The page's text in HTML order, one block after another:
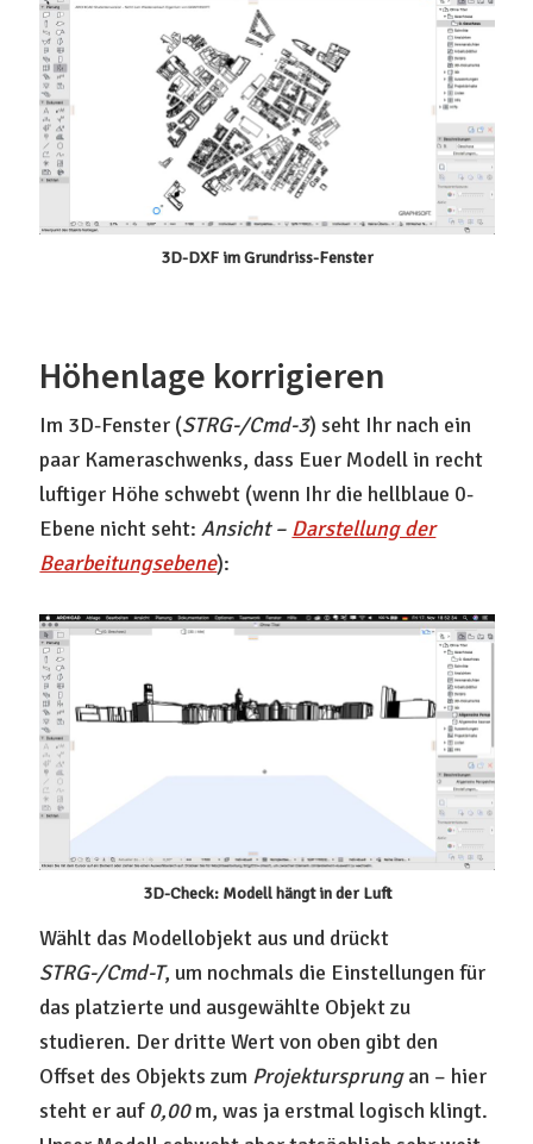
3D-DXF im Grundriss-Fenster
Höhenlage korrigieren
Im 3D-Fenster (STRG-/Cmd-3) seht Ihr nach ein
paar Kameraschwenks, dass Euer Modell in recht
luftiger Höhe schwebt (wenn Ihr die hellblaue 0-
Ebene nicht seht:Ansicht – Darstellung der
Bearbeitungsebene):
3D-Check: Modell hängt in der Luft
Wählt das Modellobjekt aus und drückt
STRG-/Cmd-T, um nochmals die Einstellungen für
das platzierte und ausgewählte Objekt zu
studieren. Der dritte Wert von oben gibt den
Offset des Objekts zum Projektursprungan – hier
steht er auf 0,00m, was ja erstmal logisch klingt.